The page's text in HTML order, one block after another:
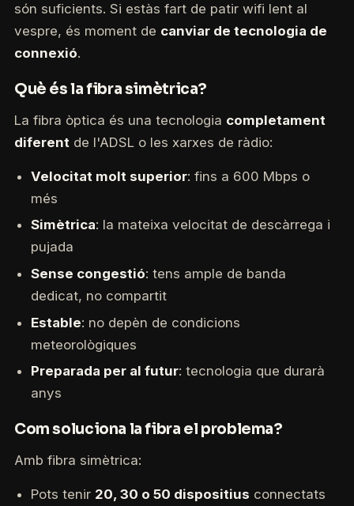
són suficients. Si estàs fart de patir wifi lent al
vespre, és moment de canviar de tecnologia de
connexió.
Què és la fibra simètrica?
La fibra òptica és una tecnologia completament
diferentde l'ADSL o les xarxes de ràdio:
Velocitat molt superior: fins a 600 Mbps o
més
Simètrica: la mateixa velocitat de descàrrega i
pujada
Sense congestió: tens ample de banda
dedicat, no compartit
Estable: no depèn de condicions
meteorològiques
Preparada per al futur: tecnologia que durarà
anys
Com soluciona la fibra el problema?
Amb fibra simètrica:
Pots tenir 20, 30 o 50 dispositius connectats